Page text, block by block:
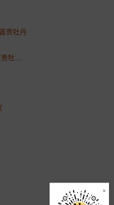
×
家居摆件大红色喜庆花开富贵牡丹花落地摆件花瓶